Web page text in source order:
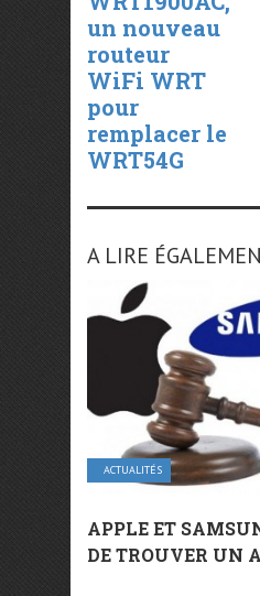
un nouveau
routeur
WiFi WRT
pour
remplacer le
WRT54G
A LIRE
ACTUALITÉS
APPLE ET
DE TROUVER UN